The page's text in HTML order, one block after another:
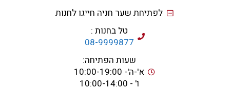
לפתיחת שער חניה חייגו לחנות
טל בחנות :
08-9999877
שעות הפתיחה:
א'-ה'- 10:00-19:00
ו' - 10:00-14:00